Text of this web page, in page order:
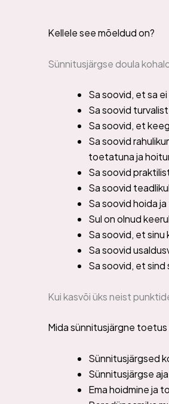
Kellele see mõeldud on?
Sünnitusjärgse doula
Sa soovid, et sa
Sa soovid
Sa soovid, et
Sa soovid
toetatuna ja
Sa soovid
Sa soovid
Sa soovid hoida
Sul on olnud
Sa soovid, et sinu
Sa soovid
Sa soovid, et sind
Kui kasvõi üks neist
Mida sünnitusjärgne toetus
Sünnitusjärgsed
Sünnitusjärgse
Ema hoidmine ja